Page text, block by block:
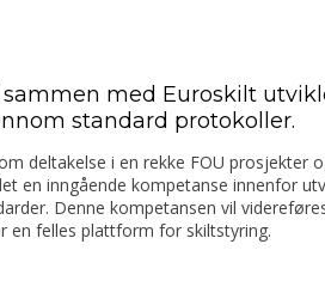
sammen med Euroskilt
standard protokoller.
deltakelse i en rekke FOU prosjekter
en inngående kompetanse innenfor
Denne kompetansen vil
en felles plattform for skiltstyring.